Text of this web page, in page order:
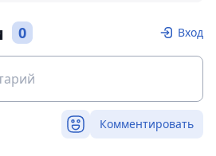
0 Вход
Комментировать